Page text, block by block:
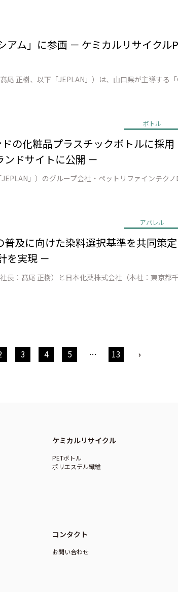
ム」に参画 － ケミカルリサイクル
ボトル
の化粧品プラスチックボトルに採用
ドサイトに公開 －
アパレル
及に向けた染料選択基準を共同策
を実現 －
3 4 5 … 13 ›
ケミカルリサイクル
PETボトル
ポリエステル繊維
コンタクト
お問い合わせ